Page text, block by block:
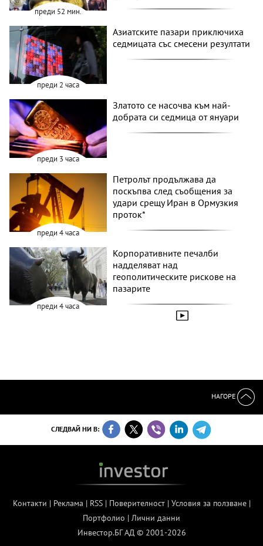
преди 52 мин.
преди 2 часа
Азиатските пазари приключиха
седмицата със смесени резултати
преди 3 часа
Златото се насочва към най-
добрата си седмица от януари
преди 4 часа
Петролът продължава да
поскъпва след съобщения за
удари срещу Иран в Ормузкия
проток*
преди 4 часа
Корпоративните печалби
надделяват над
геополитическите рискове на
пазарите
НАГОРЕ
СЛЕДВАЙ НИ В:
Контакти | Реклама | RSS| Поверителност| Условия за ползване|
Портфолио | Лични данни
Инвестор.БГ АД © 2001-2026